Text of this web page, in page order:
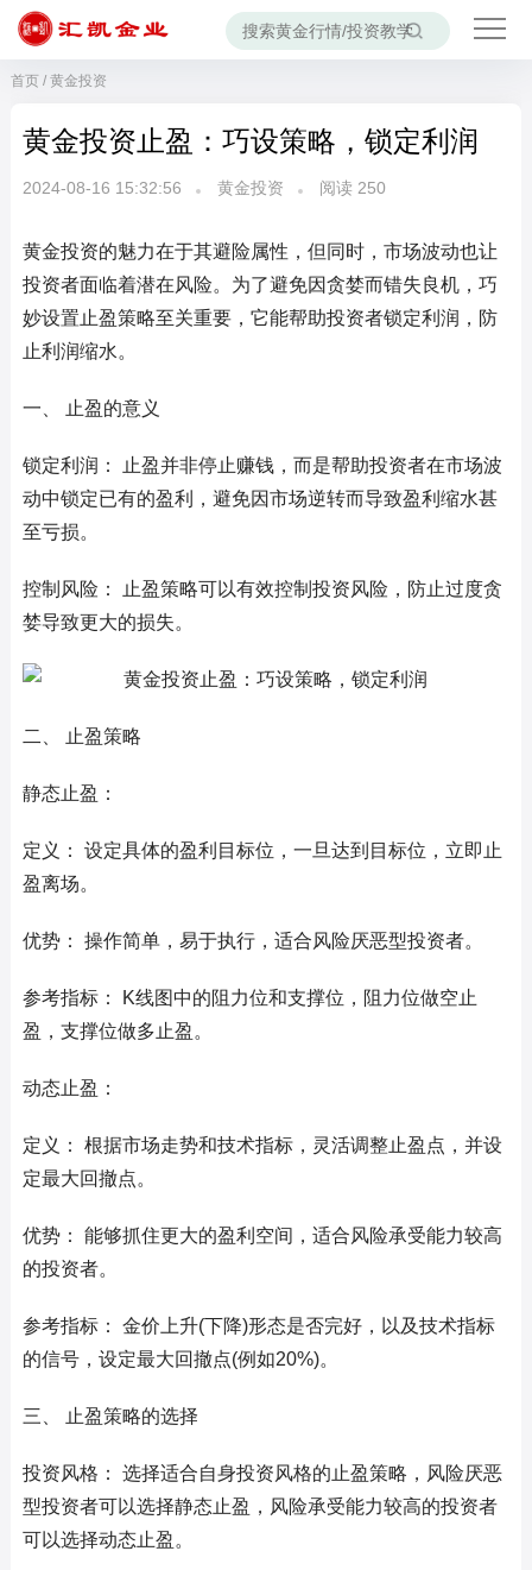
首页/ 黄金投资
黄金投资止盈：巧设策略，锁定利润
2024-08-16 15:32:56 黄金投资 阅读 250
黄金投资的魅力在于其避险属性，但同时，市场波动也让
投资者面临着潜在风险。为了避免因贪婪而错失良机，巧
妙设置止盈策略至关重要，它能帮助投资者锁定利润，防
止利润缩水。
一、 止盈的意义
锁定利润： 止盈并非停止赚钱，而是帮助投资者在市场波
动中锁定已有的盈利，避免因市场逆转而导致盈利缩水甚
至亏损。
控制风险： 止盈策略可以有效控制投资风险，防止过度贪
婪导致更大的损失。
二、 止盈策略
静态止盈：
定义： 设定具体的盈利目标位，一旦达到目标位，立即止
盈离场。
优势： 操作简单，易于执行，适合风险厌恶型投资者。
参考指标： K线图中的阻力位和支撑位，阻力位做空止
盈，支撑位做多止盈。
动态止盈：
定义： 根据市场走势和技术指标，灵活调整止盈点，并设
定最大回撤点。
优势： 能够抓住更大的盈利空间，适合风险承受能力较高
的投资者。
参考指标： 金价上升(下降)形态是否完好，以及技术指标
的信号，设定最大回撤点(例如20%)。
三、 止盈策略的选择
投资风格： 选择适合自身投资风格的止盈策略，风险厌恶
型投资者可以选择静态止盈，风险承受能力较高的投资者
可以选择动态止盈。